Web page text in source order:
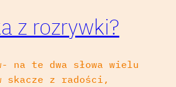
z rozrywki?
na te dwa słowa wielu
skacze z radości,